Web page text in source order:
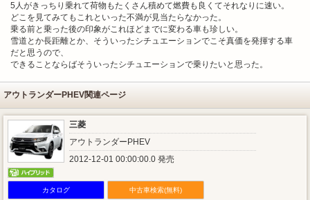
5人がきっちり乗れて荷物もたくさん積めて燃費も良くてそれなりに速い。
どこを見てみてもこれといった不満が見当たらなかった。
乗る前と乗った後の印象がこれほどまでに変わる車も珍しい。
雪道とか長距離とか、そういったシチュエーションでこそ真価を発揮する車
だと思うので、
できることならばそういったシチュエーションで乗りたいと思った。
アウトランダーPHEV関連ページ
三菱
アウトランダーPHEV
2012-12-01 00:00:00.0 発売
カタログ 中古車検索(無料)